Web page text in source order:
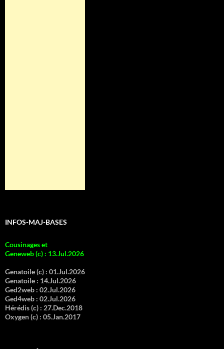
INFOS-MAJ-BASES
Cousinages et
Geneweb (c) : 13.Jul.2026
Genatoile (c) : 01.Jul.2026
Genatoile : 14.Jul.2026
Ged2web : 02.Jul.2026
Ged4web : 02.Jul.2026
Hérédis (c) : 27.Dec.2018
Oxygen (c) : 05.Jan.2017